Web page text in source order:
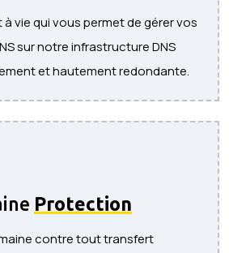
à vie qui vous permet de gérer vos
sur notre infrastructure DNS
et hautement redondante.
Protection
contre tout transfert